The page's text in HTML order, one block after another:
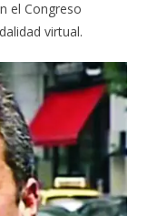
el Congreso
virtual.